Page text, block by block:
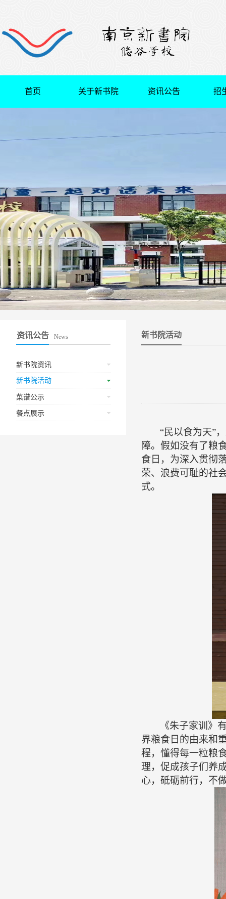
首页 关于新书院 资讯公告 招
资讯公告 News
新书院资讯
新书院活动
菜谱公示
餐点展示
新书院活动
“民以食为天”
障。假如没有了粮
食日，为深入贯彻
荣、浪费可耻的社
式。
《朱子家训》
界粮食日的由来和
程，懂得每一粒粮
理，促成孩子们养
心，砥砺前行，不